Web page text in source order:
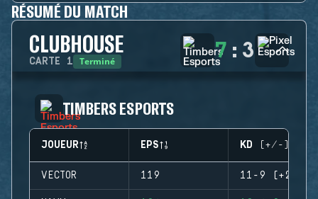
RÉSUMÉ DU MATCH
CLUBHOUSE
CARTE 1 Terminé 7 : 3
TIMBERS ESPORTS
JOUEUR EPS KD (+/-)
VECTOR 119 11-9 (+2)